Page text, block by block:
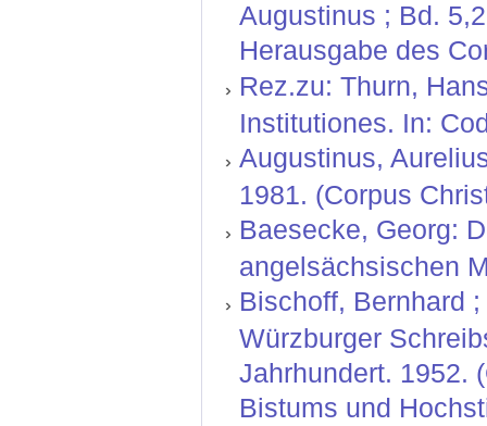
Augustinus ; Bd.
Herausgabe des
Rez.zu: Thurn,
Institutiones. In:
Augustinus,
1981. (Corpus
Baesecke, Georg:
angelsächsischen
Bischoff, Bernhard
Würzburger
Jahrhundert. 1952.
Bistums und